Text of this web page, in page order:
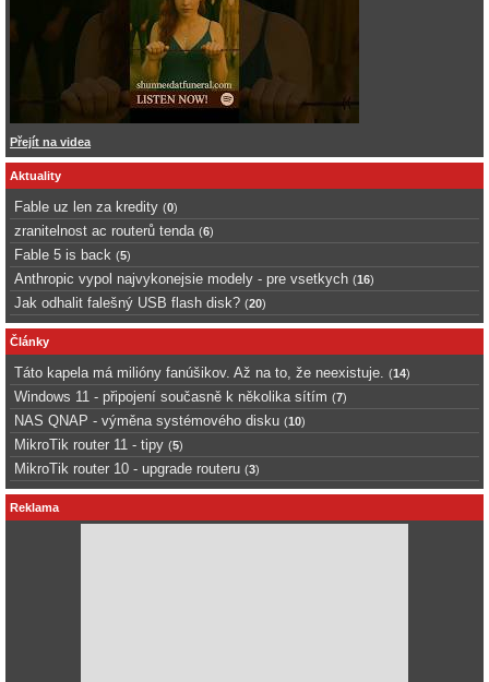
Přejít na videa
Aktuality
Fable uz len za kredity (0)
zranitelnost ac routerů tenda (6)
Fable 5 is back (5)
Anthropic vypol najvykonejsie modely - pre vsetkych (16)
Jak odhalit falešný USB flash disk? (20)
Články
Táto kapela má milióny fanúšikov. Až na to, že neexistuje. (14)
Windows 11 - připojení současně k několika sítím (7)
NAS QNAP - výměna systémového disku (10)
MikroTik router 11 - tipy (5)
MikroTik router 10 - upgrade routeru (3)
Reklama